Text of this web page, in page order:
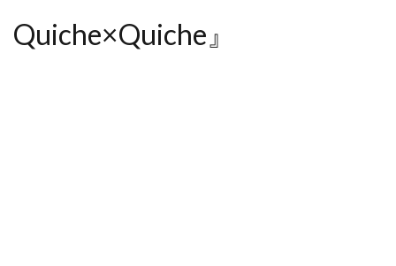
Quiche×Quiche』